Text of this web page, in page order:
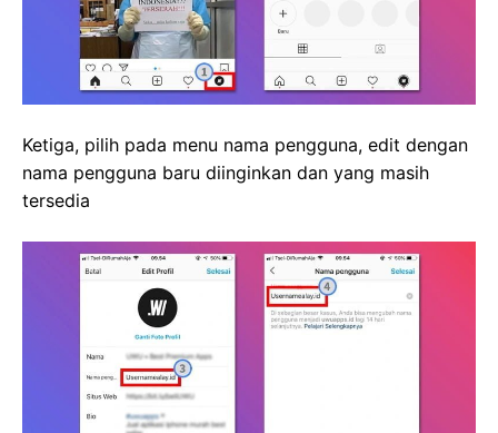
Ketiga, pilih pada menu nama pengguna, edit dengan
nama pengguna baru diinginkan dan yang masih
tersedia